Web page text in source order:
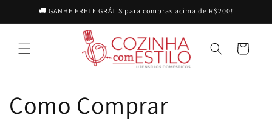
para o
conteúdo
🚚 GANHE FRETE GRÁTIS para compras acima de R$200!
Carrinho
Como Comprar